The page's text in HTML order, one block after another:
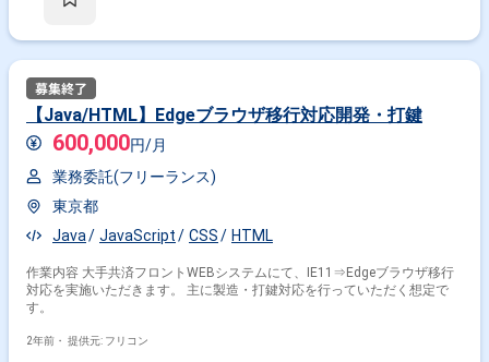
【Java/HTML】Edgeブラウザ移行対応開発・打鍵
600,000円/月
業務委託(フリーランス)
東京都
Java
JavaScript CSS HTML
作業内容 大手共済フロントWEBシステムにて、IE11⇒Edgeブラウザ移行
対応を実施いただきます。 主に製造・打鍵対応を行っていただく想定で
す。
2年前・ 提供元: フリコン